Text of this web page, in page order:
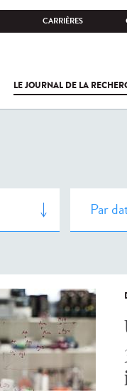
CARRIÈRES
LE JOURNAL DE LA